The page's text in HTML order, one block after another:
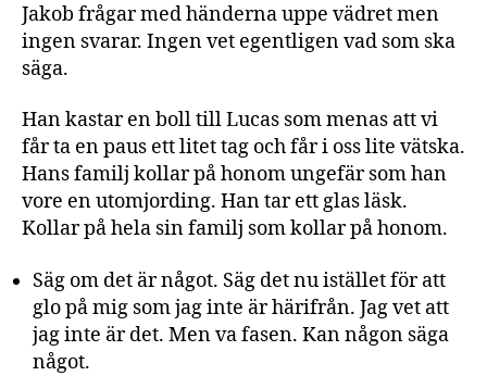
Jakob frågar med händerna uppe vädret men
ingen svarar. Ingen vet egentligen vad som ska
säga.
Han kastar en boll till Lucas som menas att vi
får ta en paus ett litet tag och får i oss lite vätska.
Hans familj kollar på honom ungefär som han
vore en utomjording. Han tar ett glas läsk.
Kollar på hela sin familj som kollar på honom.
Säg om det är något. Säg det nu istället för att
glo på mig som jag inte är härifrån. Jag vet att
jag inte är det. Men va fasen. Kan någon säga
något.